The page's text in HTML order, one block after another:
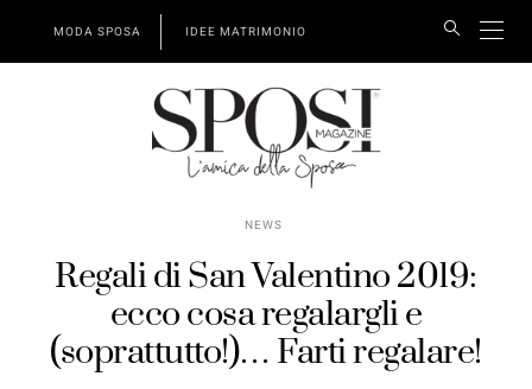
MODA SPOSA IDEE MATRIMONIO
NEWS
Regali di San Valentino 2019:
ecco cosa regalargli e
(soprattutto!)… Farti regalare!